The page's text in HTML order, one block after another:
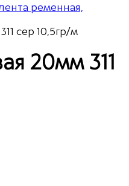
ременная,
сер 10,5гр/м
20мм 311